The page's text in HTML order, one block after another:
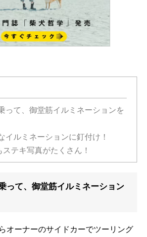
って、御堂筋イルミネーションを
イルミネーションに釘付け！
テキ写真がたくさん！
って、御堂筋イルミネーション
オーナーのサイドカーでツーリング